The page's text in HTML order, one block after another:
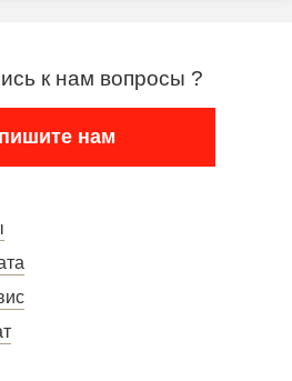
к нам вопросы ?
нам